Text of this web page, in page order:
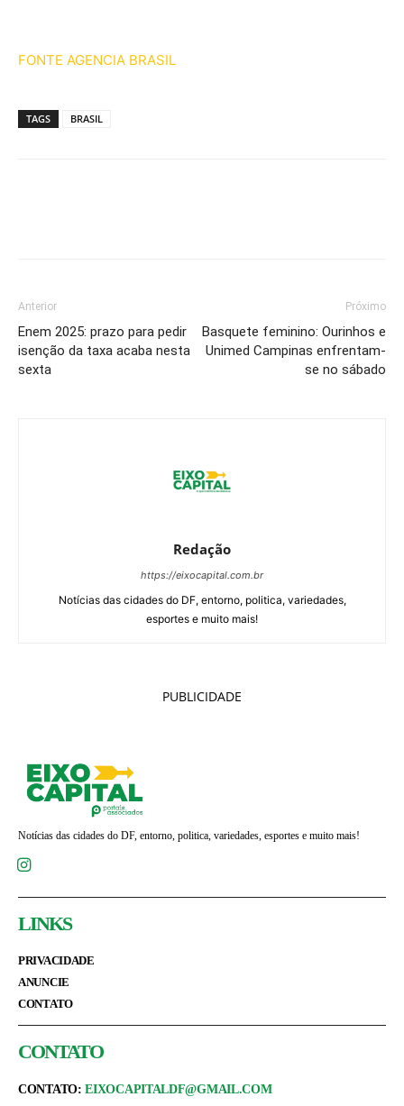
FONTE AGENCIA BRASIL
TAGS BRASIL
Anterior
Enem 2025: prazo para pedir
isenção da taxa acaba nesta
sexta
Próximo
Basquete feminino: Ourinhos e
Unimed Campinas enfrentam-
se no sábado
Redação
https://eixocapital.com.br
Notícias das cidades do DF, entorno, politica, variedades,
esportes e muito mais!
PUBLICIDADE
Notícias das cidades do DF, entorno, politica, variedades, esportes e muito mais!
LINKS
PRIVACIDADE
ANUNCIE
CONTATO
CONTATO
CONTATO:EIXOCAPITALDF@GMAIL.COM